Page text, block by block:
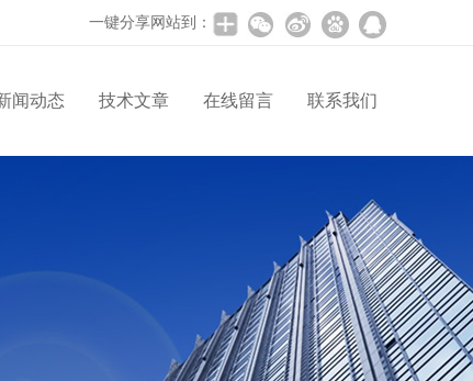
一键分享网站到：
闻动态 技术文章 在线留言 联系我们